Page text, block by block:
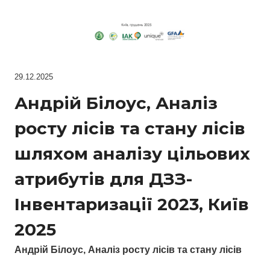
Андрій Білоус, Аналіз росту лісів та стану лісів
Андрій Білоус, Аналіз
росту лісів та стану лісів
шляхом аналізу цільових
атрибутів для ДЗЗ-
Інвентаризації 2023, Київ
2025
29.12.2025